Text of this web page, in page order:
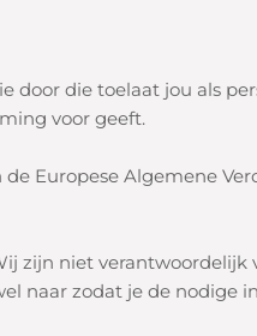
die toelaat jou als
voor geeft.
Europese Algemene
zijn niet
naar zodat je de nodige